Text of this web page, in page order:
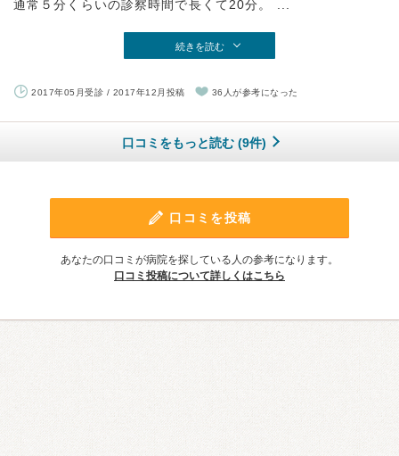
通常５分くらいの診察時間で長くて20分。 ...
続きを読む
2017年05月受診 / 2017年12月投稿 36人が参考になった
口コミをもっと読む (9件)
口コミを投稿
あなたの口コミが病院を探している人の参考になります。
口コミ投稿について詳しくはこちら